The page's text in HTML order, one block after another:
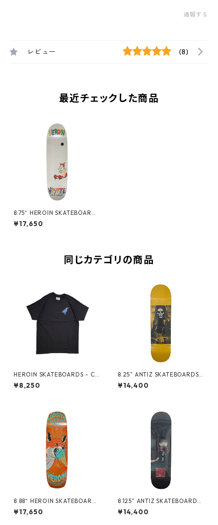
通報する
レビュー (8)
最近チェックした商品
8.75“ HEROIN SKATEBOARDS
- HAYATE FOX EGG -
¥17,650
同じカテゴリの商品
HEROIN SKATEBOARDS - CR
OW TEE -
¥8,250
8.25” ANTIZ SKATEBOARDS -
ANDRE GERLICH “GLOW IN
¥14,400
8.88“ HEROIN SKATEBOARDS
- HAYATE FOX SHOVEL -
¥17,650
8.125” ANTIZ SKATEBOARDS
- BJARNE TJOETTA “PRO M
ODEL” -
¥14,400